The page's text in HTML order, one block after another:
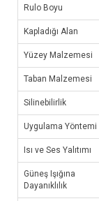
Rulo Boyu
Kapladığı Alan
Yüzey Malzemesi
Taban Malzemesi
Silinebilirlik
Uygulama Yöntemi
Isı ve Ses Yalıtımı
Güneş Işığına
Dayanıklılık